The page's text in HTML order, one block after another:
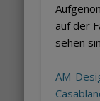
auf der
sehen
AM-